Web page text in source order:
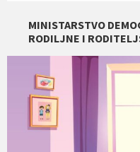
MINISTARSTVO
RODILJNE I